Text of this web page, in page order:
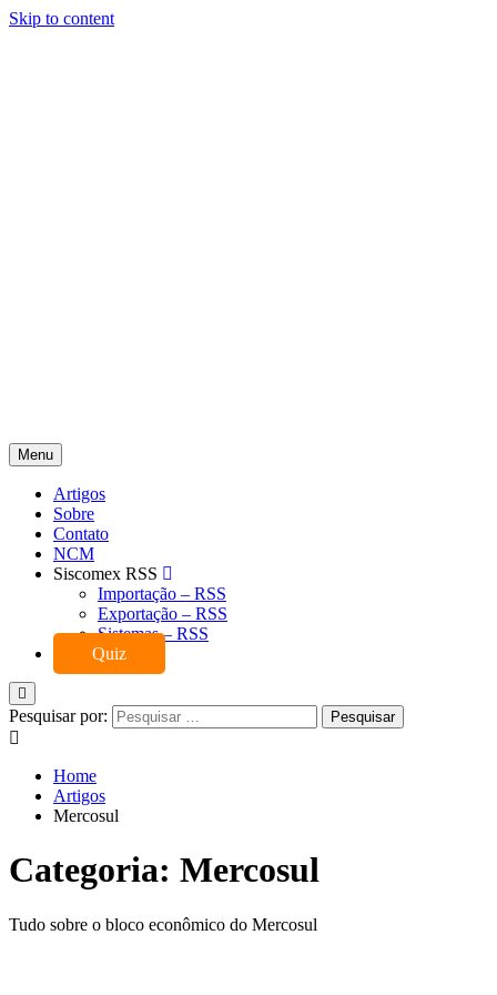
Skip to content
Academy Comex
Menu
Artigos
Sobre
Contato
NCM
Siscomex RSS
Importação – RSS
Exportação – RSS
Sistemas – RSS
Quiz
Pesquisar por:
Home
Artigos
Mercosul
Categoria: Mercosul
Tudo sobre o bloco econômico do Mercosul